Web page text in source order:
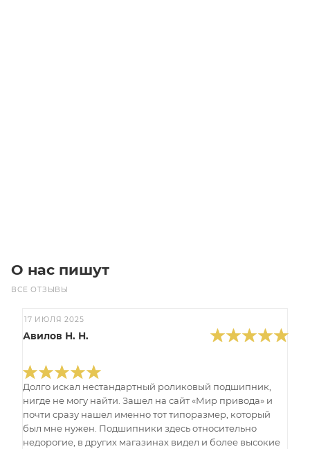
О нас пишут
ВСЕ ОТЗЫВЫ
17 ИЮЛЯ 2025
Авилов Н. Н.
Долго искал нестандартный роликовый подшипник,
нигде не могу найти. Зашел на сайт «Мир привода» и
почти сразу нашел именно тот типоразмер, который
был мне нужен. Подшипники здесь относительно
недорогие, в других магазинах видел и более высокие